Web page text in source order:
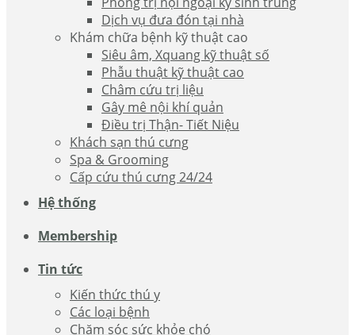
Dịch vụ đưa đón tại nhà
Khám chữa bệnh kỹ thuật cao
Siêu âm, Xquang kỹ thuật số
Phẫu thuật kỹ thuật cao
Châm cứu trị liệu
Gây mê nội khí quản
Điều trị Thận- Tiết Niệu
Khách sạn thú cưng
Spa & Grooming
Cấp cứu thú cưng 24/24
Hệ thống
Membership
Tin tức
Kiến thức thú y
Các loại bệnh
Chăm sóc sức khỏe chó